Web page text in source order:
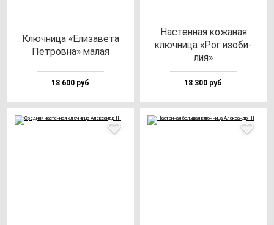
Ключ­ни­ца «Ели­за­ве­та
Пет­ров­на» ма­лая
18 600 руб
Нас­тен­ная ко­жа­ная
ключ­ни­ца «Рог изо­би­
лия»
18 300 руб